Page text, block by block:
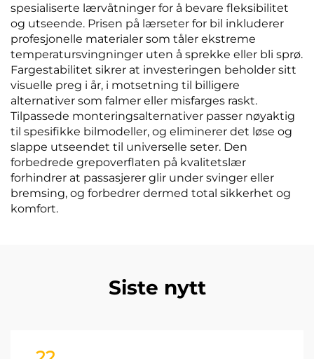
spesialiserte lærvåtninger for å bevare fleksibilitet
og utseende. Prisen på lærseter for bil inkluderer
profesjonelle materialer som tåler ekstreme
temperatursvingninger uten å sprekke eller bli sprø.
Fargestabilitet sikrer at investeringen beholder sitt
visuelle preg i år, i motsetning til billigere
alternativer som falmer eller misfarges raskt.
Tilpassede monteringsalternativer passer nøyaktig
til spesifikke bilmodeller, og eliminerer det løse og
slappe utseendet til universelle seter. Den
forbedrede grepoverflaten på kvalitetslær
forhindrer at passasjerer glir under svinger eller
bremsing, og forbedrer dermed total sikkerhet og
komfort.
Siste nytt